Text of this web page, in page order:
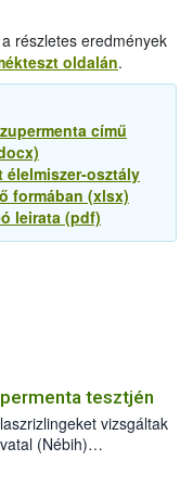
részletes eredmények
oldalán.
című
élelmiszer-osztály
formában (xlsx)
leirata (pdf)
tesztjén
vizsgáltak
(Nébih)
alá”, melyek az